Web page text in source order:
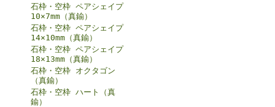
石枠・空枠 ペアシェイプ
10×7mm（真鍮）
石枠・空枠 ペアシェイプ
14×10mm（真鍮）
石枠・空枠 ペアシェイプ
18×13mm（真鍮）
石枠・空枠 オクタゴン
（真鍮）
石枠・空枠 ハート（真
鍮）